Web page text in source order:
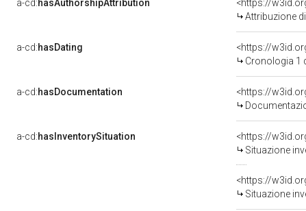
a-cd:hasAuthorshipAttribution
<https://
Attribuzione
a-cd:hasDating
<https://
Cronologia 1
a-cd:hasDocumentation
<https://
a-cd:hasInventorySituation
<https://
Situazione
<https://
Situazione